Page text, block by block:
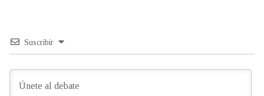
Suscribir